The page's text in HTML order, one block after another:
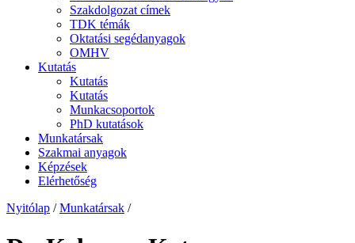
Szakdolgozat címek
TDK témák
Oktatási segédanyagok
OMHV
Kutatás
Kutatás
Kutatás
Munkacsoportok
PhD kutatások
Munkatársak
Szakmai anyagok
Képzések
Elérhetőség
Nyitólap / Munkatársak /